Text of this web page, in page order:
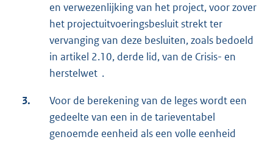
en verwezenlijking van het project, voor zover
het projectuitvoeringsbesluit strekt ter
vervanging van deze besluiten, zoals bedoeld
in artikel 2.10, derde lid, van de Crisis- en
herstelwet .
3.
Voor de berekening van de leges wordt een
gedeelte van een in de tarieventabel
genoemde eenheid als een volle eenheid